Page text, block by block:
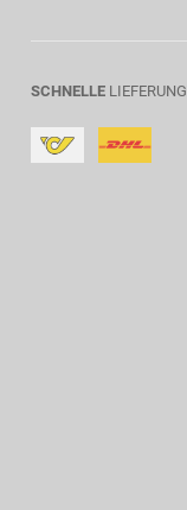
SCHNELLE LIEFERUNG